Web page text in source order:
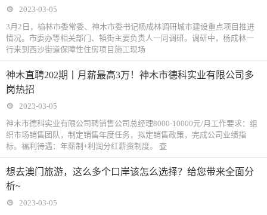
2023-03-05
3月2日，榆林市委常委、神木市委书记杨成林调研城市建设重点项目推进
情况。市委办等相关部门、镇街主要负责人一同调研。调研中，杨成林一
行来到西沙街道保障性住房项目施工现场
神木直聘202期丨月薪最高3万！神木市德科实业有限公司多
岗热招
2023-03-05
神木市德科实业有限公司聘销售公司总经理8000-10000元/月工作要求：组
织市场销售团队，制定销售年度任务，拟定销售政策，完成公司业绩指
标。福利待遇：年薪制+利润分红薪资制度。 查
想去澳门旅游，这么多个口岸该怎么选择？给您带来全面分
析~
2023-03-05